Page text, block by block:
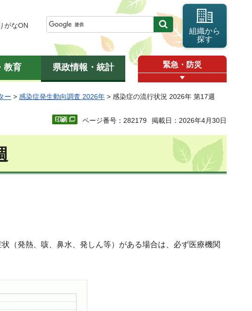
がなON
組織から
探す
教育 県政情報・統計 緊急・防災
ー > 感染症発生動向調査 2026年 > 感染症の流行状況 2026年 第17週
ページ番号：282179 掲載日：2026年4月30日
（発熱、咳、鼻水、発しん等）がある場合は、必ず医療機関